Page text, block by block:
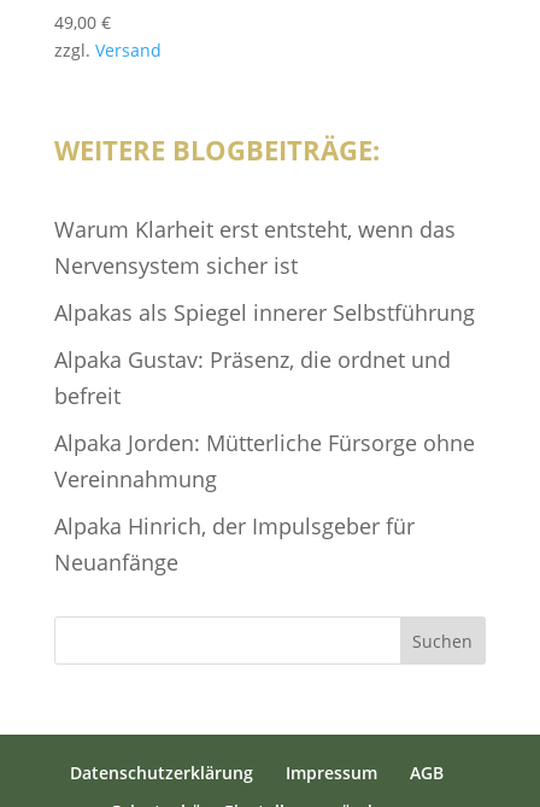
49,00 €
zzgl. Versand
WEITERE BLOGBEITRÄGE:
Warum Klarheit erst entsteht, wenn das
Nervensystem sicher ist
Alpakas als Spiegel innerer Selbstführung
Alpaka Gustav: Präsenz, die ordnet und
befreit
Alpaka Jorden: Mütterliche Fürsorge ohne
Vereinnahmung
Alpaka Hinrich, der Impulsgeber für
Neuanfänge
Suchen
Datenschutzerklärung Impressum
AGB